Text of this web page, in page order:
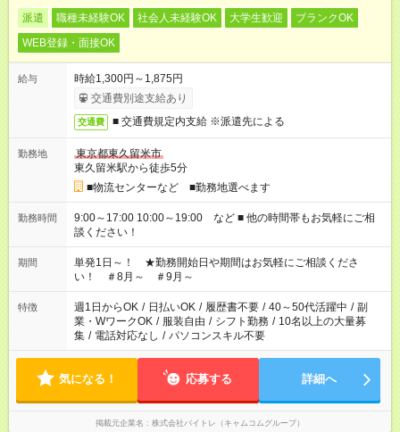
派遣 職種未経験OK 社会人未経験OK 大学生歓迎
ブランクOK
WEB登録・面接OK
給与
時給1,300円～1,875円
交通費別途支給あり
交通費 ■ 交通費規定内支給 ※派遣先による
勤務地
東京都東久留米市
東久留米駅から徒歩5分
■物流センターなど ■勤務地選べます
勤務時間
9:00～17:00 10:00～19:00 など ■ 他の時間帯もお気軽にご相
談ください！
期間
単発1日～！ ★勤務開始日や期間はお気軽にご相談くださ
い！ ＃8月～ ＃9月～
特徴 週1日からOK / 日払いOK / 履歴書不要 / 40～50代活躍中 / 副
業・WワークOK / 服装自由 / シフト勤務 / 10名以上の大量募
集 / 電話対応なし / パソコンスキル不要
気になる！ 応募する 詳細へ
掲載元企業名 株式会社バイトレ（キャムコムグループ）